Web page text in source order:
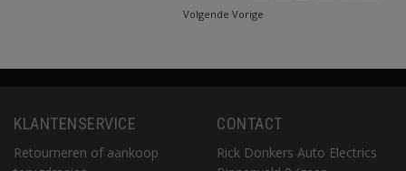
Volgende Vorige
KLANTENSERVICE
Retourneren of aankoop
CONTACT
Rick Donkers Auto Electrics